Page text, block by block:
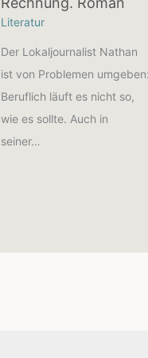
Literatur
Der Lokaljournalist Nathan
ist von Problemen umgeben:
Beruflich läuft es nicht so,
wie es sollte. Auch in
seiner…